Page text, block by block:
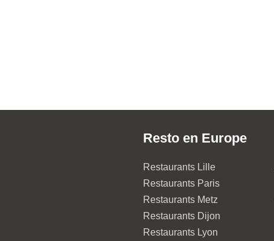
Resto en Europe
Restaurants Lille
Restaurants Paris
Restaurants Metz
Restaurants Dijon
Restaurants Lyon